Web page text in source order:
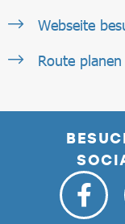
Webseite
Route planen